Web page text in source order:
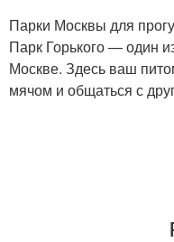
Парки Москвы для
Парк Горького — один
Москве. Здесь ваш
мячом и общаться с